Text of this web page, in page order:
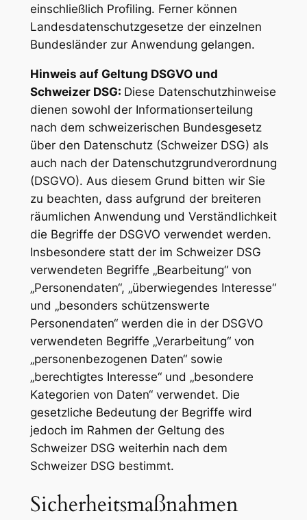
einschließlich Profiling. Ferner können
Landesdatenschutzgesetze der einzelnen
Bundesländer zur Anwendung gelangen.
Hinweis auf Geltung DSGVO und
Schweizer DSG: Diese Datenschutzhinweise
dienen sowohl der Informationserteilung
nach dem schweizerischen Bundesgesetz
über den Datenschutz (Schweizer DSG) als
auch nach der Datenschutzgrundverordnung
(DSGVO). Aus diesem Grund bitten wir Sie
zu beachten, dass aufgrund der breiteren
räumlichen Anwendung und Verständlichkeit
die Begriffe der DSGVO verwendet werden.
Insbesondere statt der im Schweizer DSG
verwendeten Begriffe „Bearbeitung“ von
„Personendaten“, „überwiegendes Interesse“
und „besonders schützenswerte
Personendaten“ werden die in der DSGVO
verwendeten Begriffe „Verarbeitung“ von
„personenbezogenen Daten“ sowie
„berechtigtes Interesse“ und „besondere
Kategorien von Daten“ verwendet. Die
gesetzliche Bedeutung der Begriffe wird
jedoch im Rahmen der Geltung des
Schweizer DSG weiterhin nach dem
Schweizer DSG bestimmt.
Sicherheitsmaßnahmen